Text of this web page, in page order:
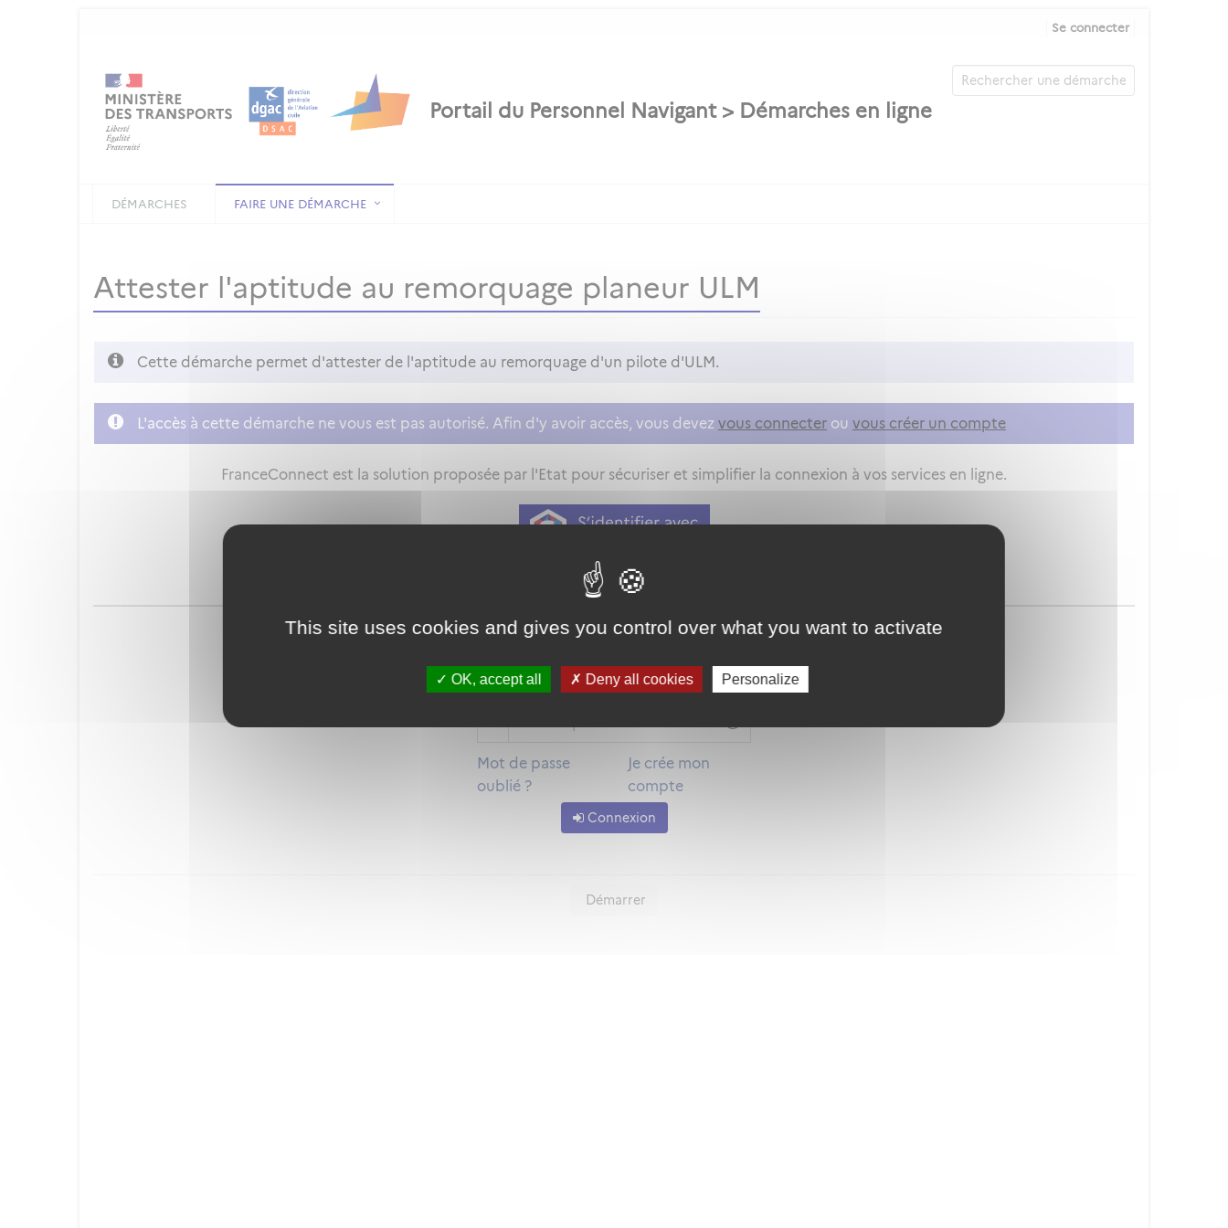
This site uses cookies and gives you control over what you want to activate
OK, accept all Deny all cookies Personalize
Se connecter
DÉMARCHES FAIRE UNE DÉMARCHE
Attester l'aptitude au remorquage planeur ULM
Cette démarche permet d'attester de l'aptitude au remorquage d'un pilote d'ULM.
L'accès à cette démarche ne vous est pas autorisé. Afin d'y avoir accès, vous devez vous connecter ou vous créer un compte
FranceConnect est la solution proposée par l'Etat pour sécuriser et simplifier la connexion à vos services en ligne.
Qu'est-ce que FranceConnect ?
Mot de passe
oublié ?
Je crée mon
compte
Connexion
Démarrer